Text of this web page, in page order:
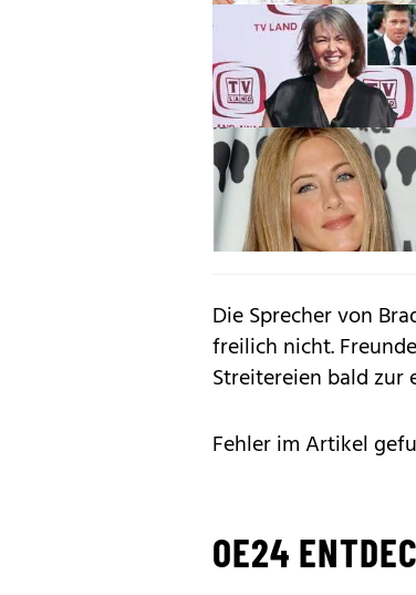
Die Sprecher von
freilich nicht.
Streitereien bald
Fehler im Artikel
OE24